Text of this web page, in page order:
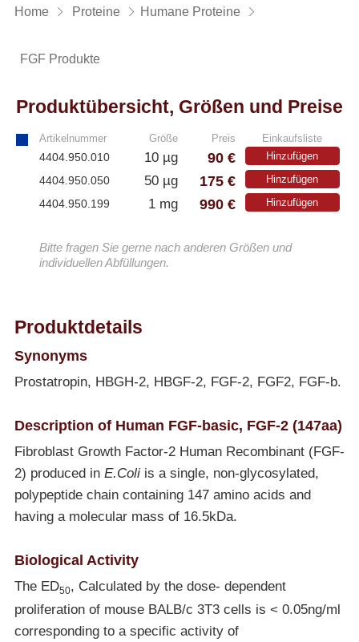
Home Proteine Humane Proteine
FGF Produkte
Produktübersicht, Größen und Preise
Artikelnummer Größe Preis Einkaufsliste
4404.950.010 10 µg 90 € Hinzufügen
4404.950.050 50 µg 175 € Hinzufügen
4404.950.199 1 mg 990 € Hinzufügen
Bitte fragen Sie gerne nach anderen Größen und
individuellen Abfüllungen.
Produktdetails
Synonyms
Prostatropin, HBGH-2, HBGF-2, FGF-2, FGF2, FGF-b.
Description of Human FGF-basic, FGF-2 (147aa)
Fibroblast Growth Factor-2 Human Recombinant (FGF-
2) produced in E.Coliis a single, non-glycosylated,
polypeptide chain containing 147 amino acids and
having a molecular mass of 16.5kDa.
Biological Activity
The ED50, Calculated by the dose- dependent
proliferation of mouse BALB/c 3T3 cells is < 0.05ng/ml
corresponding to a specific activity of